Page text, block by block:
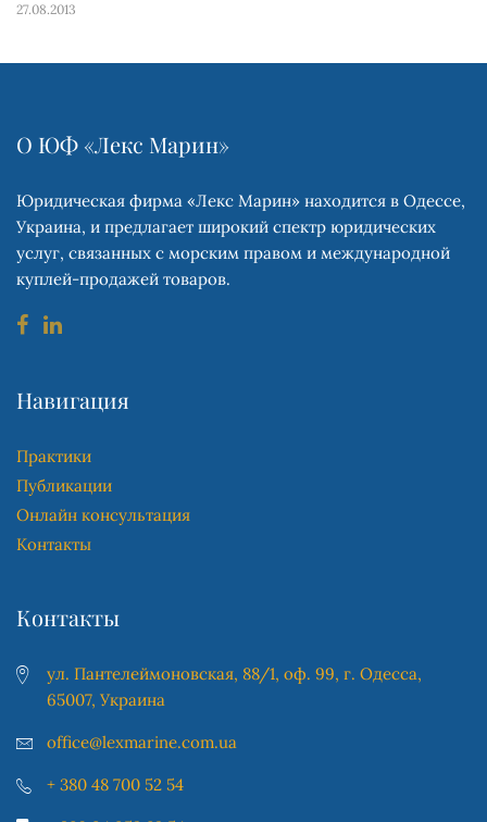
27.08.2013
О ЮФ «Лекс Марин»
Юридическая фирма «Лекс Марин» находится в Одессе,
Украина, и предлагает широкий спектр юридических
услуг, связанных с морским правом и международной
куплей-продажей товаров.
Навигация
Практики
Публикации
Онлайн консультация
Контакты
Контакты
ул. Пантелеймоновская, 88/1, оф. 99, г. Одесса,
65007, Украина
office@lexmarine.com.ua
+ 380 48 700 52 54